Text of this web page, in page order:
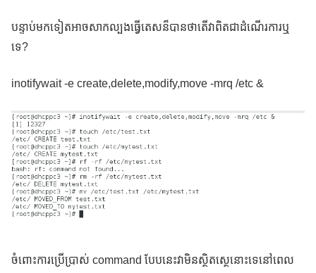
បន្ទាប់មកទៀតអាចសាកល្បងធ្វើតេសន៏បានថាតើវាពិតជាដំណើរការឬ
ទេ?
inotifywait -e create,delete,modify,move -mrq /etc &
ចំពោះការប្រើប្រាស់ command បែបនេះវាមិនស្ថិតស្ថេនោះទេនៅពេល